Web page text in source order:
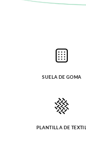
SUELA DE GOMA
PLANTILLA DE TEXTIL